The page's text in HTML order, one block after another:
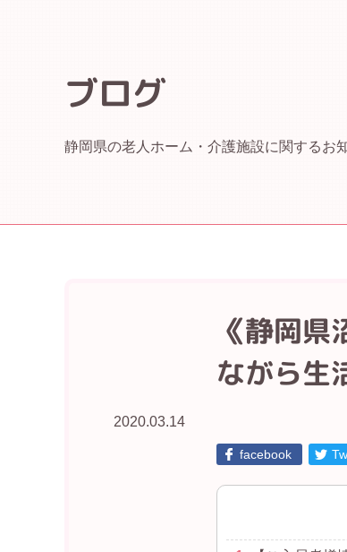
ブログ
静岡県の老人ホーム・介護施設に関するお
《静岡
ながら生
2020.03.14
facebook